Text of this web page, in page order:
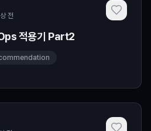
전
적용기 Part2